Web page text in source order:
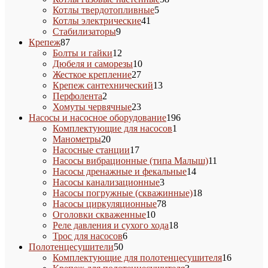
Котлы твердотопливные55
Котлы электрические41
Стабилизаторы99
Крепеж8787
товаров
Болты и гайки12
товаров
Дюбеля и саморезы1010
Жесткое крепление2727
товаров
Крепеж сантехнический1313
Перфолента2
товара
Хомуты червячные2323
товара
Насосы и насосное оборудование196196
Комплектующие для насосов1
Манометры2020
товаров
Насосные станции1717
товаров
Насосы вибрационные (типа Малыш)11
Насосы дренажные и фекальные1414
Насосы канализационные33
товара
Насосы погружные (скважинные)1818
Насосы циркуляционные7878
Оголовки скваженные1010
товаров
Реле давления и сухого хода1818
Трос для насосов66
Полотенцесушители5050
товаров
Комплектующие для полотенцесушителя1616